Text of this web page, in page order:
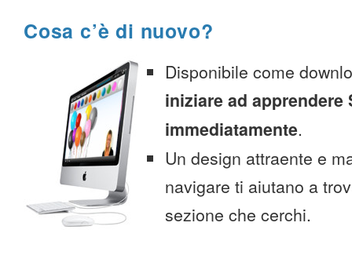
Cosa c’è di nuovo?
Disponibile come
iniziare ad apprendere
immediatamente.
Un design attraente e
navigare ti aiutano a
sezione che cerchi.